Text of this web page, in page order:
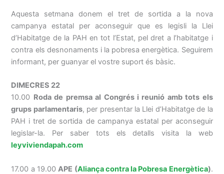
Aquesta setmana donem el tret de sortida a la nova
campanya estatal per aconseguir que es legisli la Llei
d’Habitatge de la PAH en tot l’Estat, pel dret a l’habitatge i
contra els desnonaments i la pobresa energètica. Seguirem
informant, per guanyar el vostre suport és bàsic.
DIMECRES 22
10.00 Roda de premsa al Congrés i reunió amb tots els
grups parlamentaris, per presentar la Llei d’Habitatge de la
PAH i tret de sortida de campanya estatal per aconseguir
legislar-la. Per saber tots els detalls visita la web
leyviviendapah.com
17.00 a 19.00APE (Aliança contra la Pobresa Energètica).